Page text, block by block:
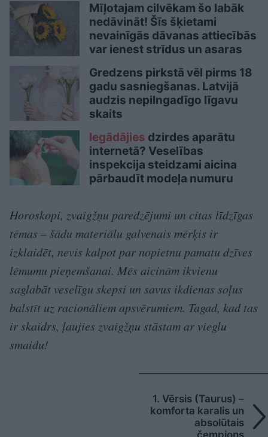
Mīļotajam cilvēkam šo labāk
nedāvināt! Šīs šķietami
nevainīgās dāvanas attiecībās
var ienest strīdus un asaras
Gredzens pirkstā vēl pirms 18
gadu sasniegšanas. Latvijā
audzis nepilngadīgo līgavu
skaits
Iegādājies dzirdes aparātu
internetā? Veselības
inspekcija steidzami aicina
pārbaudīt modeļa numuru
Horoskopi, zvaigžņu paredzējumi un citas līdzīgas
tēmas – šādu materiālu galvenais mērķis ir
izklaidēt, nevis kalpot par nopietnu pamatu dzīves
lēmumu pieņemšanai. Mēs aicinām ikvienu
saglabāt veselīgu skepsi un savus ikdienas soļus
balstīt uz racionāliem apsvērumiem. Tagad, kad tas
ir skaidrs, ļaujies zvaigžņu stāstam ar vieglu
smaidu!
1. Vērsis (Taurus) –
komforta karalis un
absolūtais
čempions